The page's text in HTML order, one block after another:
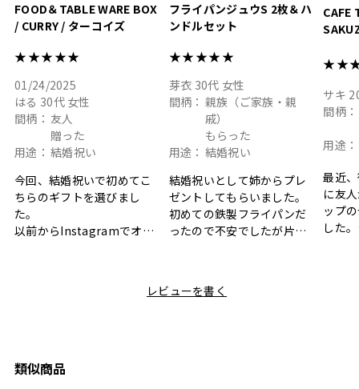
FOOD＆TABLE WARE BOX
/ CURRY / ターコイズ
★★★★★
01/24/2025
はる 30代 女性
間柄： 友人
贈った
用途： 結婚祝い
今回、結婚祝いで初めてこ
ちらのギフトを選びまし
た。
以前からInstagramでオシ
と大好きなカレーのセット
ちらも大変気に入ったと写
フライパンジュウS 2枚＆ハ
ンドルセット
★★★★★
芽衣 30代 女性
間柄： 親族（ご家族・親
戚）
もらった
用途： 結婚祝い
結婚祝いとして姉からプレ
ゼントしてもらいました。
初めての鉄製フライパンだ
ったので不安でしたが片手
利です。洗い物も減って一
CAFE
サキ
間柄：
用途：
最近
に友
ップ
した。
レビューを書く
類似商品